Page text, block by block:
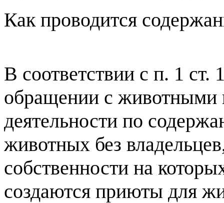
Как проводится
В соответствии с п. 1 ст.
обращении с животными
деятельности по
животных без
собственности на
создаются приюты для